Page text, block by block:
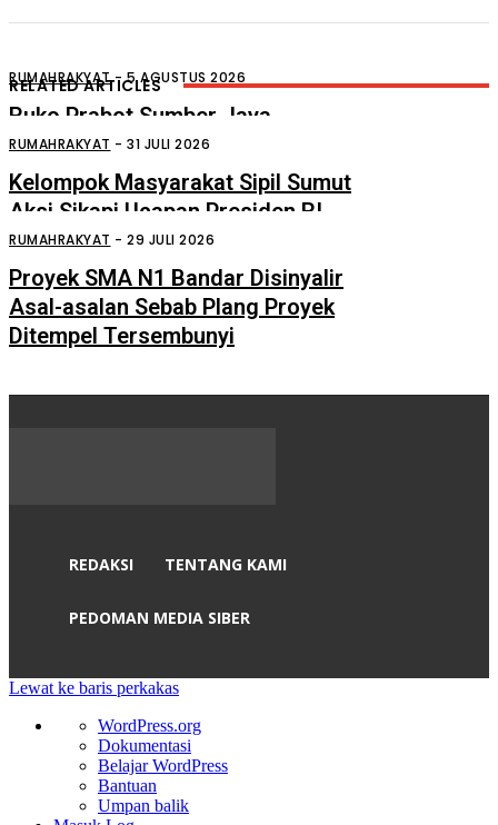
RELATED ARTICLES
RUMAHRAKYAT - 5 AGUSTUS 2026
Ruko Prabot Sumber Jaya
Perdagangan Terbakar
RUMAHRAKYAT - 31 JULI 2026
Kelompok Masyarakat Sipil Sumut
Aksi Sikapi Ucapan Presiden RI
Tentang “Londo Ireng”
RUMAHRAKYAT - 29 JULI 2026
Proyek SMA N1 Bandar Disinyalir
Asal-asalan Sebab Plang Proyek
Ditempel Tersembunyi
REDAKSI TENTANG KAMI
PEDOMAN MEDIA SIBER
Lewat ke baris perkakas
Tentang
WordPress
WordPress.org
Dokumentasi
Belajar WordPress
Bantuan
Umpan balik